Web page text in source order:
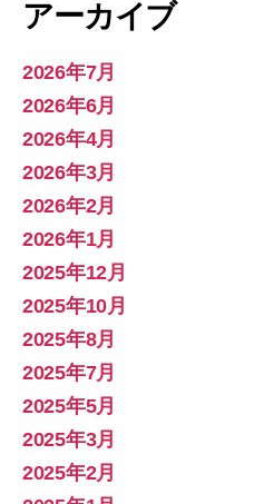
アーカイブ
2026年7月
2026年6月
2026年4月
2026年3月
2026年2月
2026年1月
2025年12月
2025年10月
2025年8月
2025年7月
2025年5月
2025年3月
2025年2月